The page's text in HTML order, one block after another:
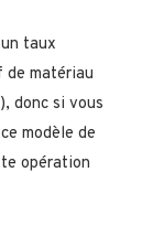
taux
de matériau
donc si vous
modèle de
opération